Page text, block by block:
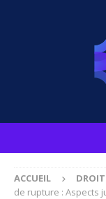
ACCUEIL DROIT
de rupture : Aspects